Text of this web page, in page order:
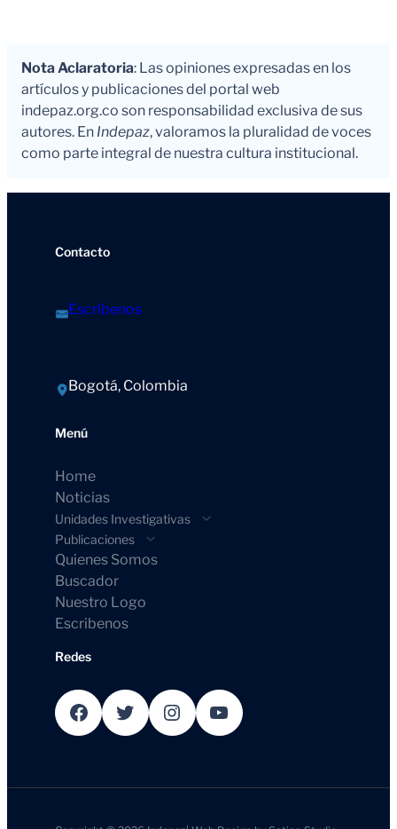
Nota Aclaratoria: Las opiniones expresadas en los
artículos y publicaciones del portal web
indepaz.org.co son responsabilidad exclusiva de sus
autores. En Indepaz, valoramos la pluralidad de voces
como parte integral de nuestra cultura institucional.
Contacto
Escríbenos
Bogotá, Colombia
Menú
Home
Noticias
Unidades Investigativas
Publicaciones
Quienes Somos
Buscador
Nuestro Logo
Escribenos
Redes
Facebook Twitter Instagram YouTube